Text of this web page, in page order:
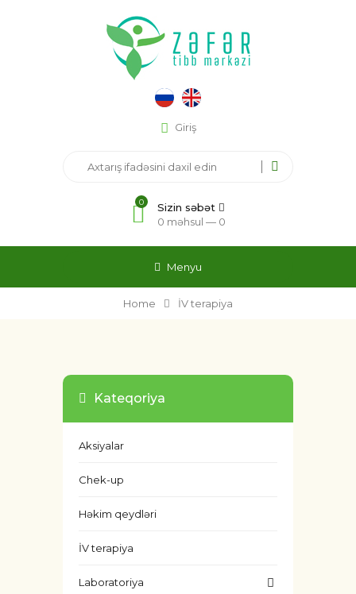
Giriş
0
Sizin səbət
0 məhsul — 0
Menyu
Home İV terapiya
Kateqoriya
Aksiyalar
Chek-up
Həkim qeydləri
İV terapiya
Laboratoriya